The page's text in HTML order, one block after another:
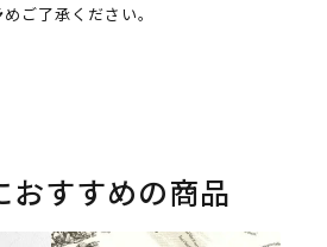
ご了承ください。
おすすめの商品